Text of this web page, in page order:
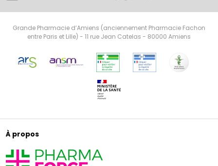
Grande Pharmacie d’Amiens (anciennement Pharmacie Fachon
entre Paris et Lille) - 11 rue Jean Catelas - 80000 Amiens
À propos